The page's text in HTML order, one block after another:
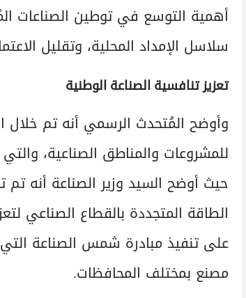
أهمية التوسع في توطين الصناعات
سلاسل الإمداد المحلية، وتقليل
تعزيز تنافسية الصناعة الوطنية
وأوضح المُتحدث الرسمي أنه تم خلال
للمشروعات والمناطق الصناعية،
حيث أوضح السيد وزير الصناعة أنه
الطاقة المتجددة بالقطاع الصناعي
مصنع بمختلف المحافظات.